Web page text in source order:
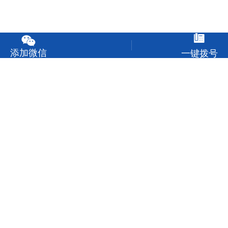
治校声誉评价问卷 城南教育集团｜秋收时

添加微信

一键拨号